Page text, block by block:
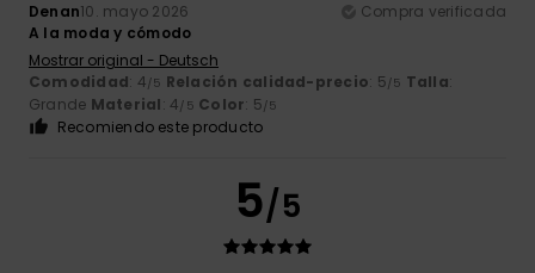
Denan10. mayo 2026
Compra verificada
A la moda y cómodo
Mostrar original - Deutsch
Comodidad: 4/5 Relación calidad-precio: 5/5 Talla:
Grande Material: 4/5 Color: 5/5
Recomiendo este producto
5/5